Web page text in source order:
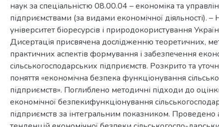
наук за спеціальністю 08.00.04 – економіка та
підприємствами (за видами економічної діяльності). –
університет біоресурсів і природокористування
Дисертація присвячена дослідженню теоретичних,
практичних аспектів формування і забезпечення
сільськогосподарських підприємств. Розкрито та
поняття «економічна безпека функціонування
підприємств». Поглиблено методичні підходи до
економічної безпекифункціонування
підприємств за інтегральним показником. Проведено